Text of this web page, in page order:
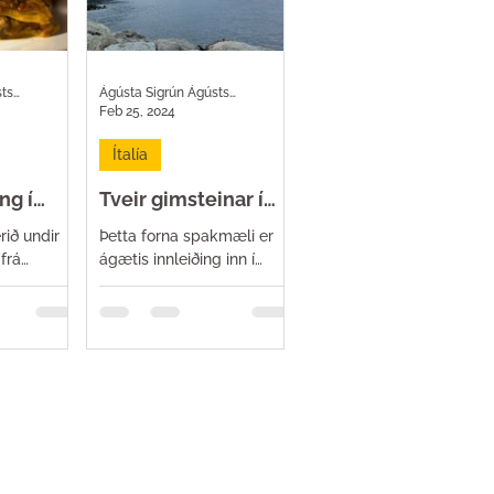
í
undir
og
gegnum
Ágústa Sigrún Ágústsdóttir
Tveir gimsteinar í
Marche
Þetta forna spakmæli er
ágætis innleiðing inn í
pistilinn um þessi tvö
strandirnar fyrir
Ítalía
Ágústa Sigrún Ágústsdóttir
Feb 25, 2024